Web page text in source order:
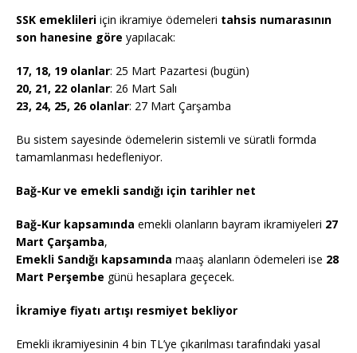
SSK emeklileri için ikramiye ödemeleri tahsis numarasının
son hanesine göre yapılacak:
17, 18, 19 olanlar: 25 Mart Pazartesi (bugün)
20, 21, 22 olanlar: 26 Mart Salı
23, 24, 25, 26 olanlar: 27 Mart Çarşamba
Bu sistem sayesinde ödemelerin sistemli ve süratli formda
tamamlanması hedefleniyor.
Bağ-Kur ve emekli sandığı için tarihler net
Bağ-Kur kapsamında emekli olanların bayram ikramiyeleri 27
Mart Çarşamba,
Emekli Sandığı kapsamında maaş alanların ödemeleri ise 28
Mart Perşembe günü hesaplara geçecek.
İkramiye fiyatı artışı resmiyet bekliyor
Emekli ikramiyesinin 4 bin TL’ye çıkarılması tarafındaki yasal